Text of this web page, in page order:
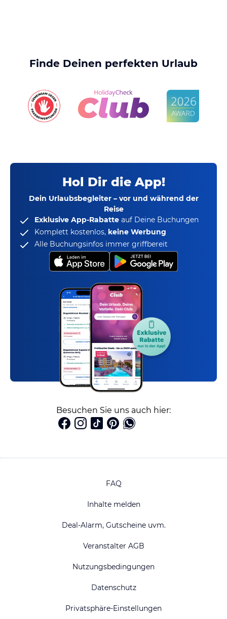
Finde Deinen perfekten Urlaub
Hol Dir die App!
Dein Urlaubsbegleiter – vor und während der
Reise
Exklusive App-Rabatte auf Deine Buchungen
Komplett kostenlos, keine Werbung
Alle Buchungsinfos immer griffbereit
Besuchen Sie uns auch hier:
FAQ
Inhalte melden
Deal-Alarm, Gutscheine uvm.
Veranstalter AGB
Nutzungsbedingungen
Datenschutz
Privatsphäre-Einstellungen